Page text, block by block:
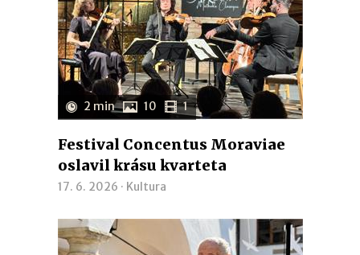
2 min 10 1
Festival Concentus Moraviae
oslavil krásu kvarteta
17. 6. 2026 · Kultura